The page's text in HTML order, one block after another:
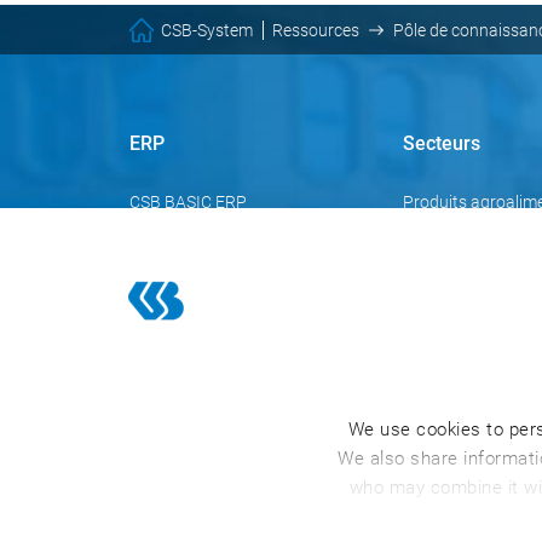
We use cookies to
We also share
who may combine it
CSB-System Ressources Pôle de
ERP
CSB BASIC ERP
CSB INDUSTRY ERP
Secteurs
Produits